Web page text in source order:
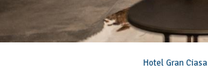
Hotel Gran Ciasa